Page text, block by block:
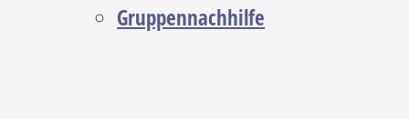
Gruppennachhilfe